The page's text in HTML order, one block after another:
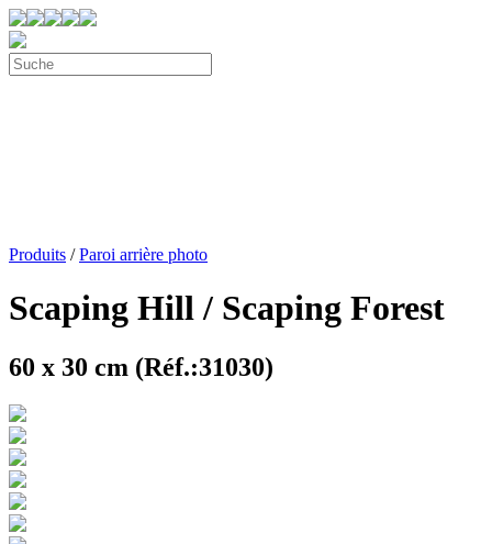
Produits /Paroi arrière photo
Scaping Hill / Scaping Forest
60 x 30 cm (Réf.:31030)